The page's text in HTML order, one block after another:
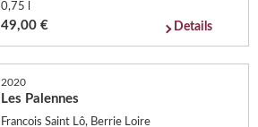
0,75 l
49,00 € Details
2020
Les Palennes
Francois Saint Lô, Berrie Loire